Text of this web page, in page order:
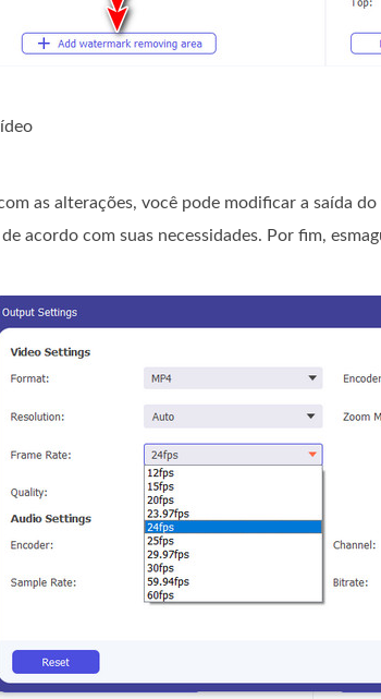
as alterações, você pode modificar a saída
acordo com suas necessidades. Por fim,